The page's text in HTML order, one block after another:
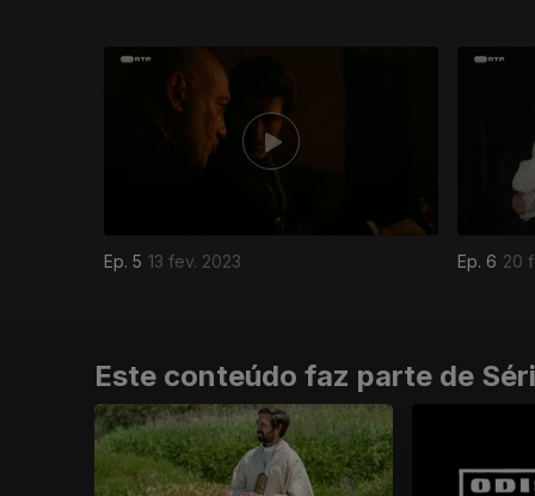
Ep. 5 13 fev. 2023 Ep. 6 20
811715
Este conteúdo faz parte de